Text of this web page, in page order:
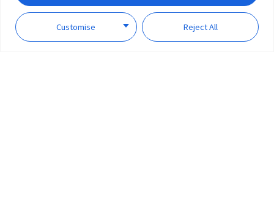
Customise Reject All